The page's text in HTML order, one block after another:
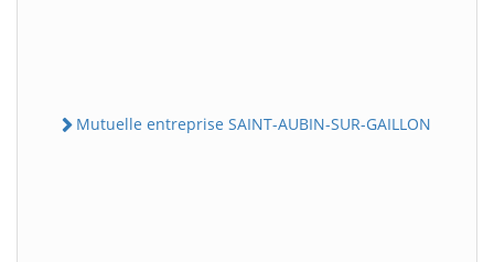
Mutuelle entreprise SAINT-AUBIN-SUR-GAILLON